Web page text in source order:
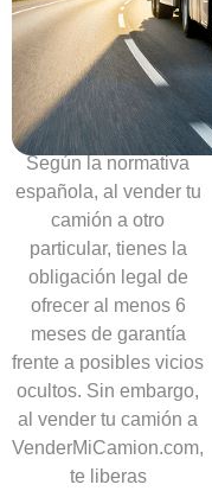
Sin
necesidad
de
ofrecer
garantías
Según la normativa
española, al vender tu
camión a otro
particular, tienes la
obligación legal de
ofrecer al menos 6
meses de garantía
frente a posibles vicios
ocultos. Sin embargo,
al vender tu camión a
VenderMiCamion.com,
te liberas